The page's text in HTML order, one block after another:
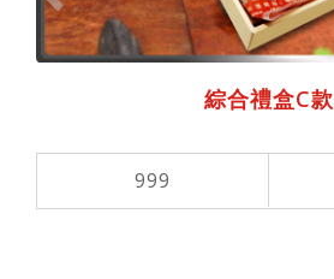
綜合禮盒C款
999